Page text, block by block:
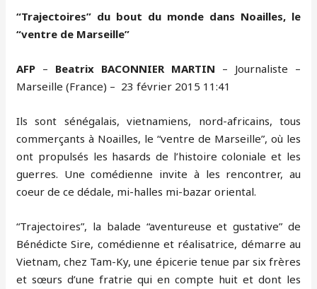
“Trajectoires” du bout du monde dans Noailles, le
“ventre de Marseille”
AFP – Beatrix BACONNIER MARTIN – Journaliste –
Marseille (France) – 23 février 2015 11:41
Ils sont sénégalais, vietnamiens, nord-africains, tous
commerçants à Noailles, le “ventre de Marseille”, où les
ont propulsés les hasards de l’histoire coloniale et les
guerres. Une comédienne invite à les rencontrer, au
coeur de ce dédale, mi-halles mi-bazar oriental.
“Trajectoires”, la balade “aventureuse et gustative” de
Bénédicte Sire, comédienne et réalisatrice, démarre au
Vietnam, chez Tam-Ky, une épicerie tenue par six frères
et sœurs d’une fratrie qui en compte huit et dont les